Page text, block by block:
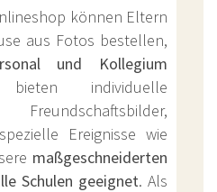
können Eltern
aus Fotos bestellen,
und Kollegium
individuelle
Ereignisse wie
maßgeschneiderten
Schulen geeignet. Als